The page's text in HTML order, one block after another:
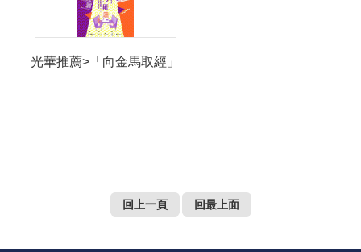
光華推薦>「向金馬取經」
回上一頁 回最上面